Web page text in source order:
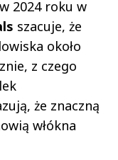
2024 roku w
szacuje, że
około
z czego
że znaczną
włókna